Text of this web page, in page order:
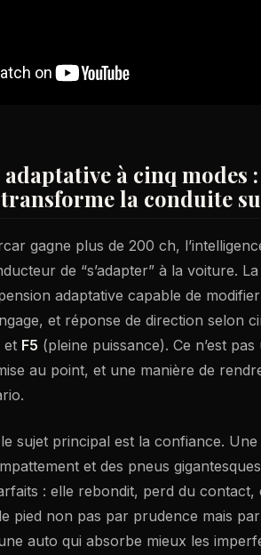
à cinq modes
la conduite
gagne plus de 200 ch,
de “s’adapter” à la voiture.
adaptative capable de
et réponse de direction selon
et F5 (pleine puissance). Ce n’est
au point, et une manière de
sujet principal est la confiance.
et des pneus
: elle rebondit, perd du
pied non pas par prudence mais
auto qui absorbe mieux les